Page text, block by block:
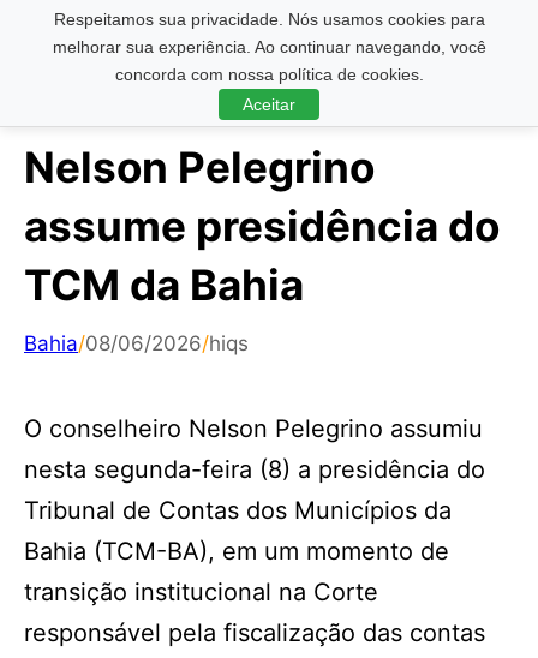
Respeitamos sua privacidade. Nós usamos cookies para
melhorar sua experiência. Ao continuar navegando, você
concorda com nossa política de cookies.
Aceitar
Pesquisar ...
Nelson Pelegrino
assume presidência do
TCM da Bahia
Bahia/08/06/2026/hiqs
O conselheiro Nelson Pelegrino assumiu
nesta segunda-feira (8) a presidência do
Tribunal de Contas dos Municípios da
Bahia (TCM-BA), em um momento de
transição institucional na Corte
responsável pela fiscalização das contas